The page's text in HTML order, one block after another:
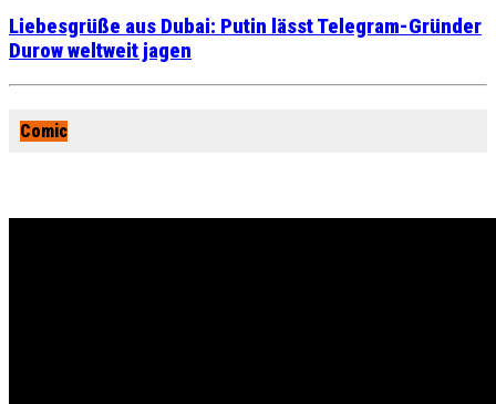
Liebesgrüße aus Dubai: Putin lässt Telegram-Gründer
Durow weltweit jagen
Comic